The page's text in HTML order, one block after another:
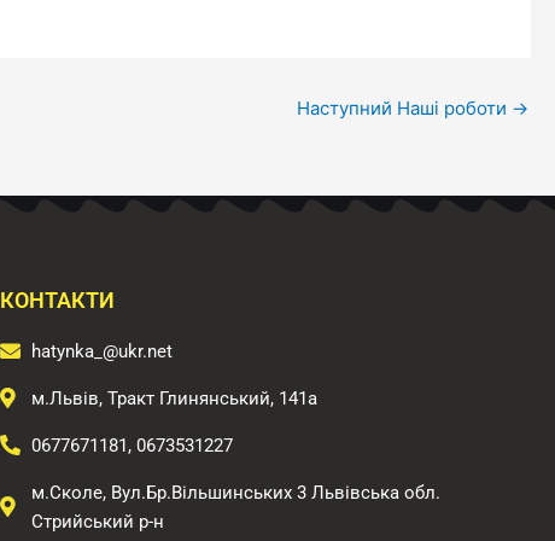
Наступний Наші роботи →
КОНТАКТИ
hatynka_@ukr.net
м.Львів, Тракт Глинянський, 141а
0677671181, 0673531227
м.Сколе, Вул.Бр.Вільшинських 3 Львівська обл.
Стрийський р-н​